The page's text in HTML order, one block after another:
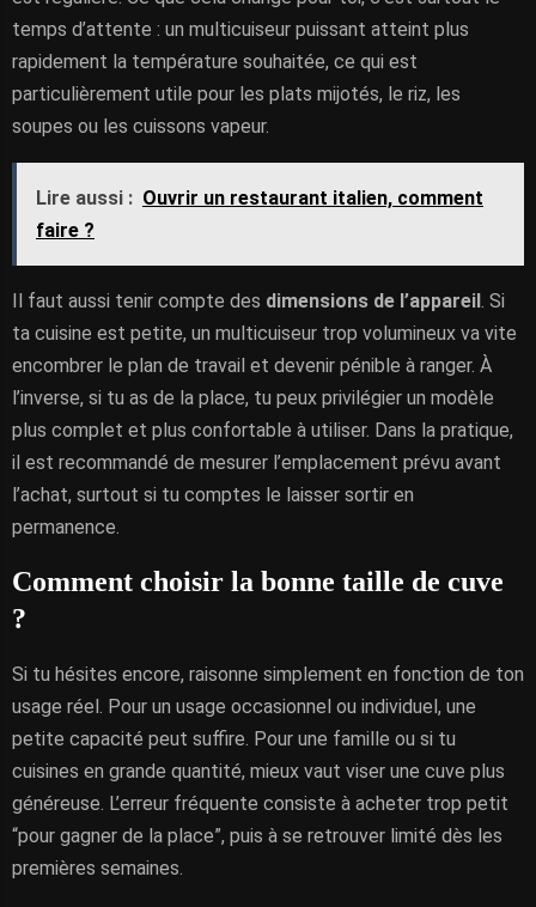
temps d’attente : un multicuiseur puissant atteint plus
rapidement la température souhaitée, ce qui est
particulièrement utile pour les plats mijotés, le riz, les
soupes ou les cuissons vapeur.
Lire aussi : Ouvrir un restaurant italien, comment
faire ?
Il faut aussi tenir compte des dimensions de l’appareil. Si
ta cuisine est petite, un multicuiseur trop volumineux va vite
encombrer le plan de travail et devenir pénible à ranger. À
l’inverse, si tu as de la place, tu peux privilégier un modèle
plus complet et plus confortable à utiliser. Dans la pratique,
il est recommandé de mesurer l’emplacement prévu avant
l’achat, surtout si tu comptes le laisser sortir en
permanence.
Comment choisir la bonne taille de cuve
?
Si tu hésites encore, raisonne simplement en fonction de ton
usage réel. Pour un usage occasionnel ou individuel, une
petite capacité peut suffire. Pour une famille ou si tu
cuisines en grande quantité, mieux vaut viser une cuve plus
généreuse. L’erreur fréquente consiste à acheter trop petit
“pour gagner de la place”, puis à se retrouver limité dès les
premières semaines.